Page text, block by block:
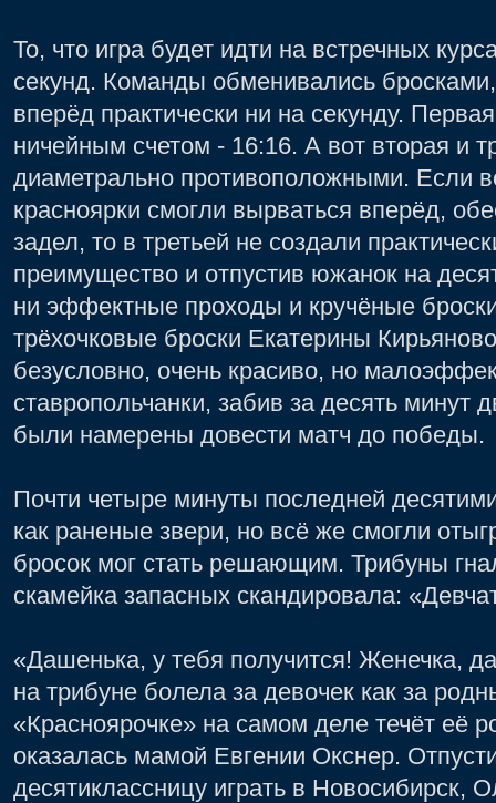
То, что игра будет идти на встречных
секунд. Команды обменивались бросками,
вперёд практически ни на секунду.
ничейным счетом - 16:16. А вот вторая и
диаметрально противоположными. Если
красноярки смогли вырваться вперёд,
задел, то в третьей не создали
преимущество и отпустив южанок на
ни эффектные проходы и кручёные
трёхочковые броски Екатерины
безусловно, очень красиво, но
ставропольчанки, забив за десять минут
были намерены довести матч до победы.
Почти четыре минуты последней
как раненые звери, но всё же смогли
бросок мог стать решающим. Трибуны
скамейка запасных скандировала:
«Дашенька, у тебя получится! Женечка,
на трибуне болела за девочек как за
«Красноярочке» на самом деле течёт её
оказалась мамой Евгении Окснер.
десятиклассницу играть в Новосибирск,